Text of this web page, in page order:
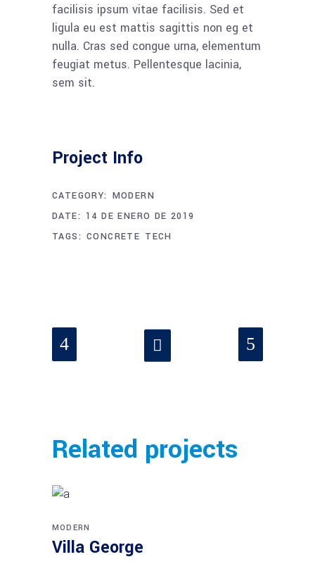
facilisis ipsum vitae facilisis. Sed et
ligula eu est mattis sagittis non eg et
nulla. Cras sed congue urna, elementum
feugiat metus. Pellentesque lacinia,
sem sit.
Project Info
CATEGORY: MODERN
DATE: 14 DE ENERO DE 2019
TAGS: CONCRETE TECH
Related projects
MODERN
Villa George